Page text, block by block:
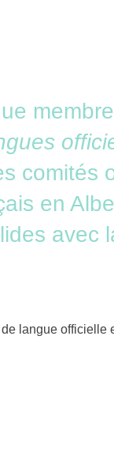
comités
en
avec
langue officielle